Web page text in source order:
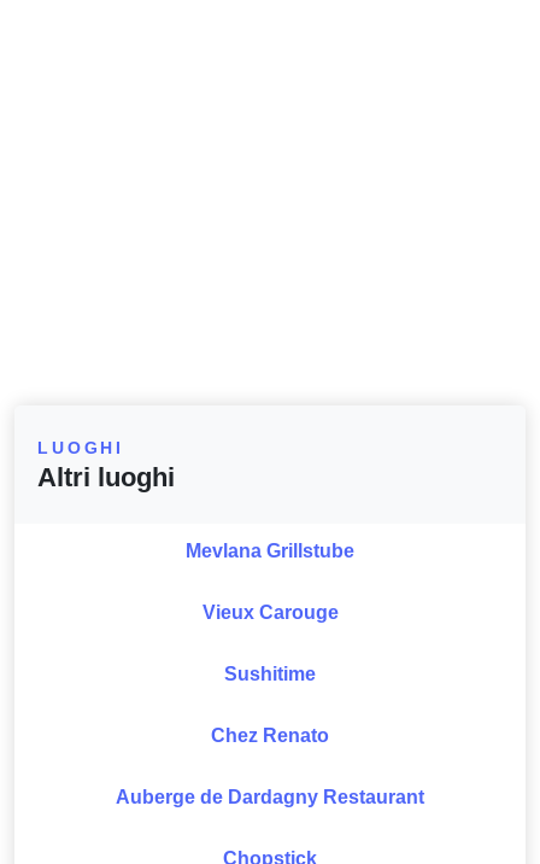
LUOGHI
Altri luoghi
Mevlana Grillstube
Vieux Carouge
Sushitime
Chez Renato
Auberge de Dardagny Restaurant
Chopstick